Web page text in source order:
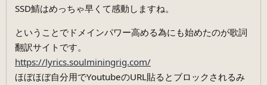
SSD鯖はめっちゃ早くて感動しますね。
ということでドメインパワー高める為にも始めたのが歌詞
翻訳サイトです。
https://lyrics.soulminingrig.com/
ほぼほぼ自分用でYoutubeのURL貼るとブロックされるみ